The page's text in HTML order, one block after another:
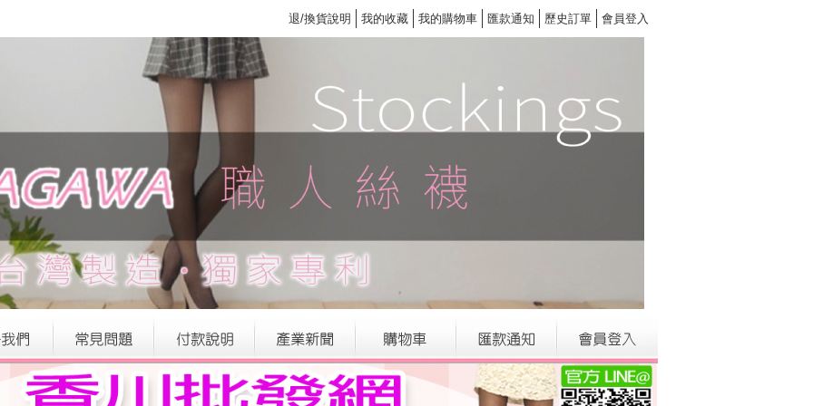
退/換貨說明 我的收藏 我的購物車 匯款通知 歷史訂單 會員登入